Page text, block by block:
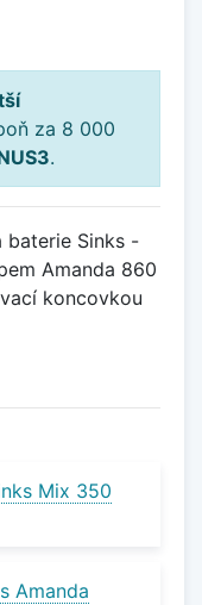
za 8 000
.
baterie Sinks -
Amanda 860
koncovkou
Mix 350
Amanda